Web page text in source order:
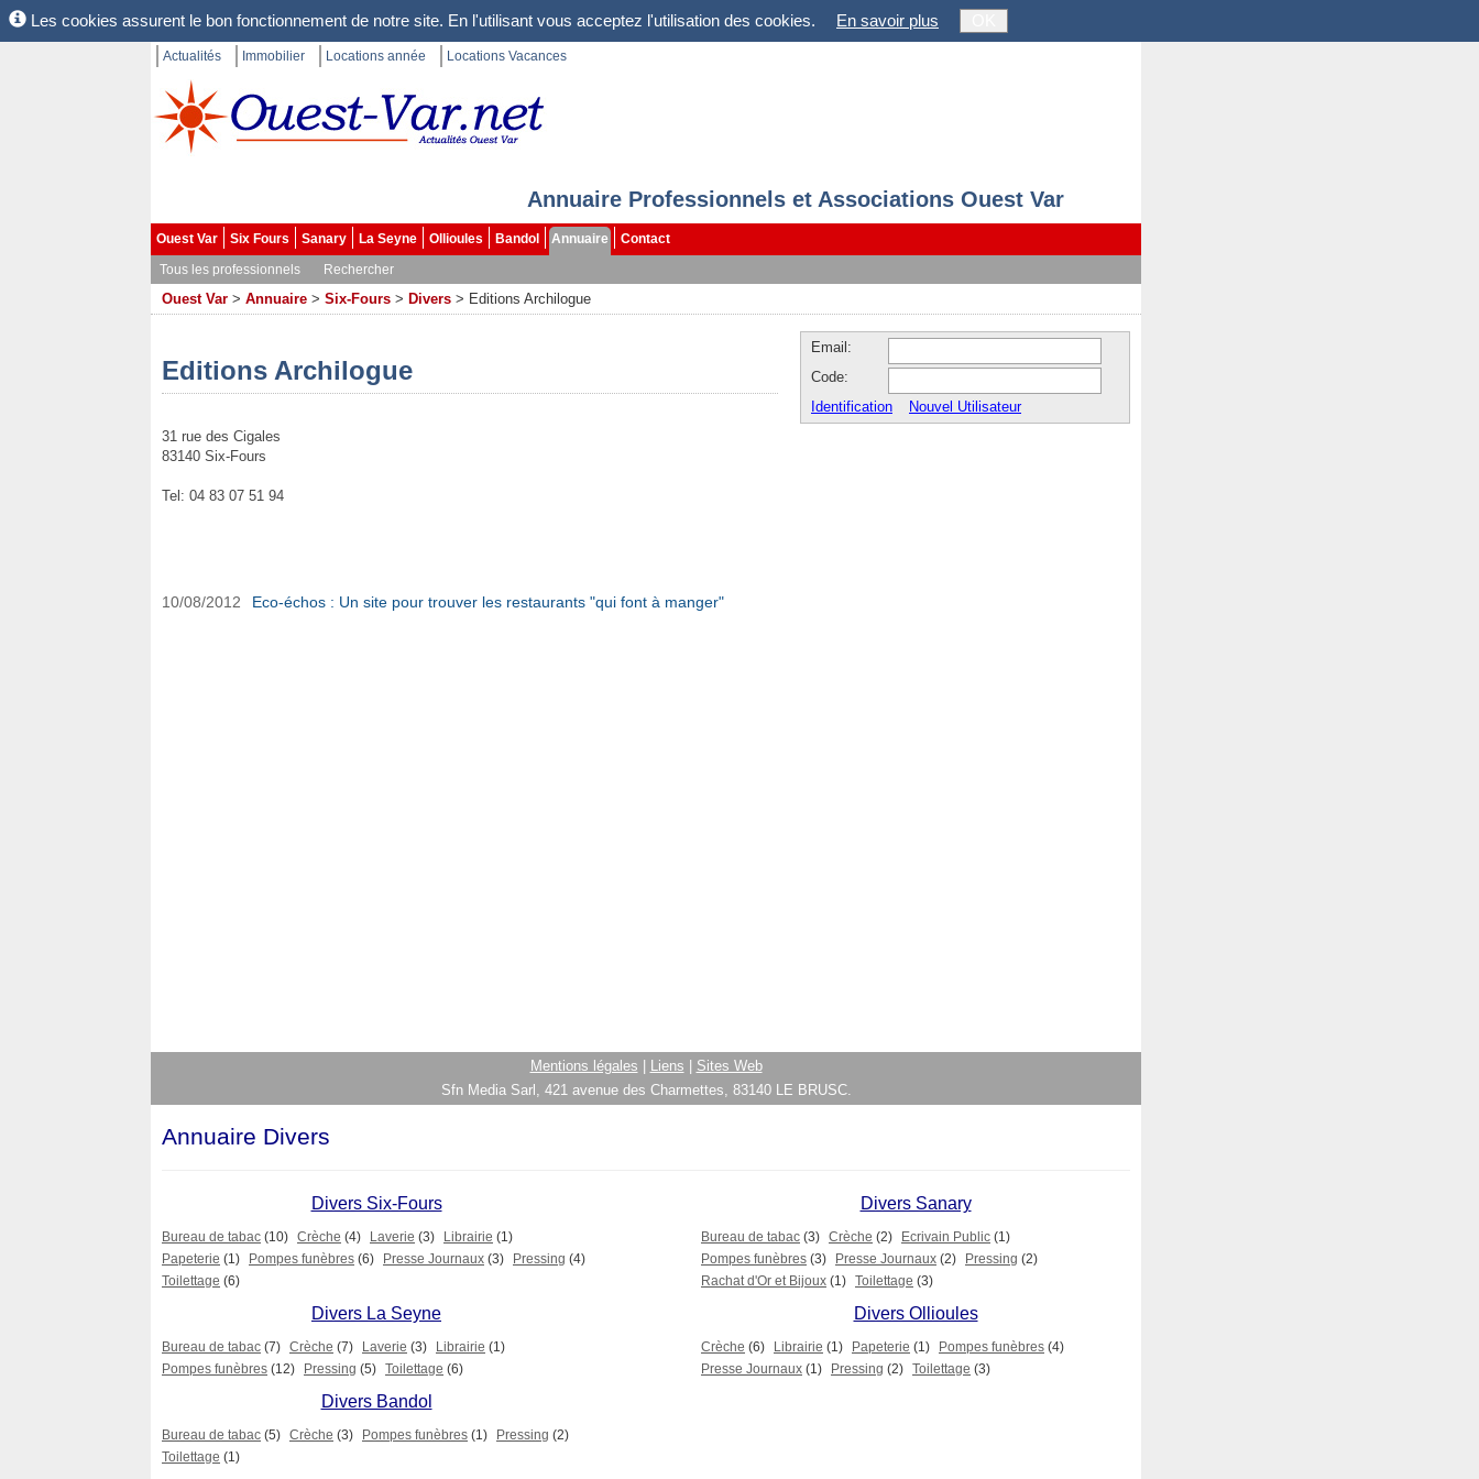
Les cookies assurent le bon fonctionnement de notre site. En l'utilisant vous acceptez l'utilisation des cookies. En savoir plus
Actualités Immobilier Locations année Locations Vacances
Annuaire Professionnels et Associations Ouest Var
Ouest Var Six Fours Sanary La Seyne Ollioules Bandol Annuaire
Contact
Tous les professionnels
Rechercher
Ouest Var > Annuaire > Six-Fours > Divers > Editions Archilogue
Editions Archilogue
31 rue des Cigales
83140 Six-Fours
Tel: 04 83 07 51 94
10/08/2012
Eco-échos : Un site pour trouver les restaurants "qui font à manger"
Email:
Code:
Identification
Nouvel Utilisateur
Mentions légales Liens
Sites Web
Sfn Media Sarl, 421 avenue des Charmettes, 83140 LE BRUSC.
Annuaire Divers
Divers Six-Fours
Bureau de tabac (10) Crèche (4) Laverie (3) Librairie (1)
Papeterie (1) Pompes funèbres (6) Presse Journaux (3) Pressing (4)
Toilettage (6)
Divers Sanary
Bureau de tabac (3) Crèche (2) Ecrivain Public (1)
Pompes funèbres (3) Presse Journaux (2) Pressing (2)
Rachat d'Or et Bijoux (1) Toilettage (3)
Divers La Seyne
Bureau de tabac (7) Crèche (7) Laverie (3) Librairie (1)
Pompes funèbres (12) Pressing (5) Toilettage (6)
Divers Ollioules
Crèche (6) Librairie (1) Papeterie (1) Pompes funèbres (4)
Presse Journaux (1) Pressing (2) Toilettage (3)
Divers Bandol
Bureau de tabac (5) Crèche (3) Pompes funèbres (1) Pressing (2)
Toilettage (1)